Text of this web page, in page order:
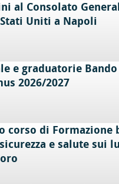
al Consolato
Uniti a Napoli
e graduatorie Bando
2026/2027
corso di Formazione
e salute sui